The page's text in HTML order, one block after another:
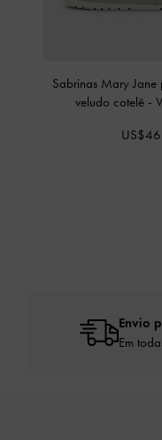
Sabrinas Mary Jane
veludo cotelê -
Envio
Em